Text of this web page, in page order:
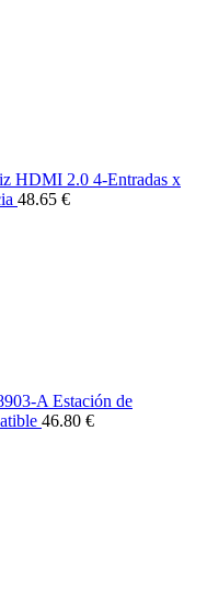
HDMI 2.0 4-Entradas x
48.65 €
A Estación de
46.80 €